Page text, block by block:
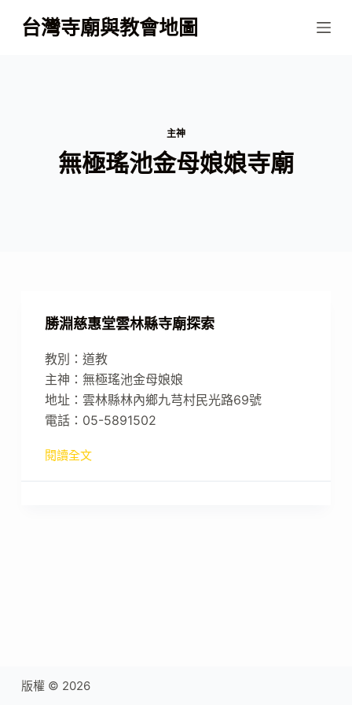
跳
至
台灣寺廟與教會地圖
主神
無極瑤池金母娘娘寺廟
勝淵慈惠堂雲林縣寺廟探索
教別：道教
主神：無極瑤池金母娘娘
地址：雲林縣林內鄉九芎村民光路69號
電話：05-5891502
閱讀全文
版權 © 2026